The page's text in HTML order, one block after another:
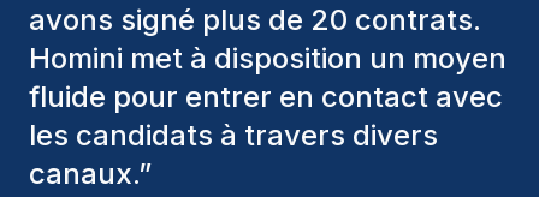
divers critères pour nous proposer
les bons candidats. Ceux que
nous avons recrutés sont toujours
parmi nous, et personnellement, je
suis très satisfait des nouvelles